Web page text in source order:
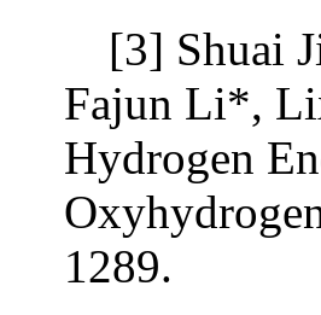
[3] Shuai
Fajun Li*,
Hydrogen
1289.